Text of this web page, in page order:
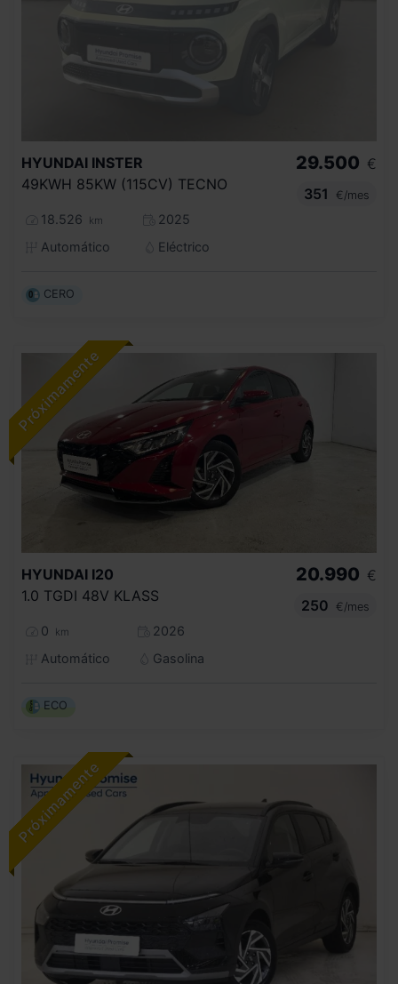
HYUNDAI INSTER
49KWH 85KW (115CV) TECNO
18.526 km
2025
Automático
Eléctrico
29.500 €
351
€/mes
CERO
HYUNDAI I20
1.0 TGDI 48V KLASS
0 km
2026
Automático
Gasolina
20.990 €
250
€/mes
ECO